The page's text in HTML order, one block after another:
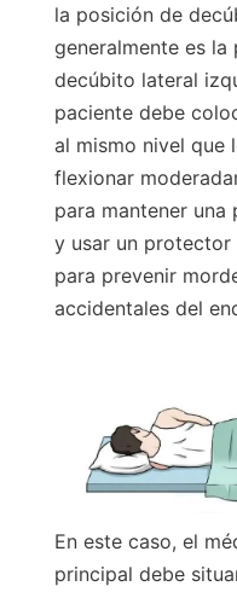
la posición de
generalmente es la
decúbito lateral
paciente debe
al mismo nivel que
flexionar
para mantener una
y usar un protector
para prevenir
accidentales del
En este caso, el
principal debe